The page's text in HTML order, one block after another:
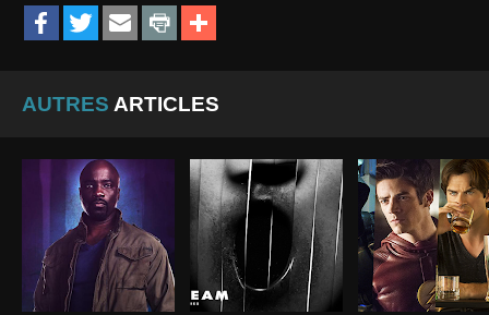
AUTRES ARTICLES